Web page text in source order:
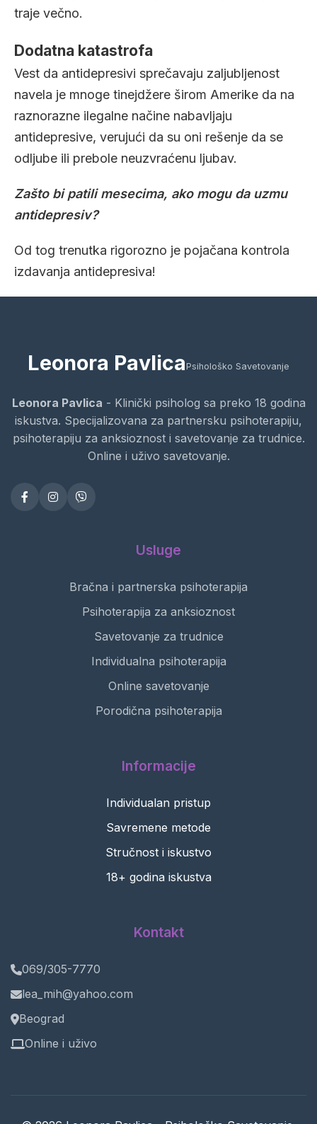
traje večno.
Dodatna katastrofa
Vest da antidepresivi sprečavaju zaljubljenost
navela je mnoge tinejdžere širom Amerike da na
raznorazne ilegalne načine nabavljaju
antidepresive, verujući da su oni rešenje da se
odljube ili prebole neuzvraćenu ljubav.
Zašto bi patili mesecima, ako mogu da uzmu
antidepresiv?
Od tog trenutka rigorozno je pojačana kontrola
izdavanja antidepresiva!
Leonora Pavlica Psihološko Savetovanje
Leonora Pavlica - Klinički psiholog sa preko 18 godina
iskustva. Specijalizovana za partnersku psihoterapiju,
psihoterapiju za anksioznost i savetovanje za trudnice.
Online i uživo savetovanje.
Usluge
Bračna i partnerska psihoterapija
Psihoterapija za anksioznost
Savetovanje za trudnice
Individualna psihoterapija
Online savetovanje
Porodična psihoterapija
Informacije
Individualan pristup
Savremene metode
Stručnost i iskustvo
18+ godina iskustva
Kontakt
069/305-7770
lea_mih@yahoo.com
Beograd
Online i uživo